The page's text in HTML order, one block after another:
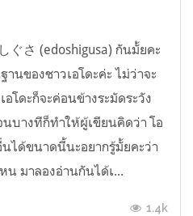
ぐさ (edoshigusa) กันมั้ยคะ
นของชาวเอโดะค่ะ ไม่ว่าจะ
โดะก็จะค่อนข้างระมัดระวัง
บางทีก็ทำให้ผู้เขียนคิดว่า โอ
ได้ขนาดนี้นะอยากรู้มั้ยคะว่า
น มาลองอ่านกันได้เ...
1.4k